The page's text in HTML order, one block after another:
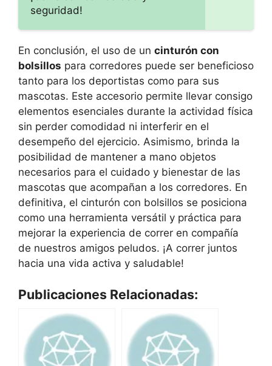
seguridad!
En conclusión, el uso de un cinturón con
bolsillos para corredores puede ser beneficioso
tanto para los deportistas como para sus
mascotas. Este accesorio permite llevar consigo
elementos esenciales durante la actividad física
sin perder comodidad ni interferir en el
desempeño del ejercicio. Asimismo, brinda la
posibilidad de mantener a mano objetos
necesarios para el cuidado y bienestar de las
mascotas que acompañan a los corredores. En
definitiva, el cinturón con bolsillos se posiciona
como una herramienta versátil y práctica para
mejorar la experiencia de correr en compañía
de nuestros amigos peludos. ¡A correr juntos
hacia una vida activa y saludable!
Publicaciones Relacionadas: